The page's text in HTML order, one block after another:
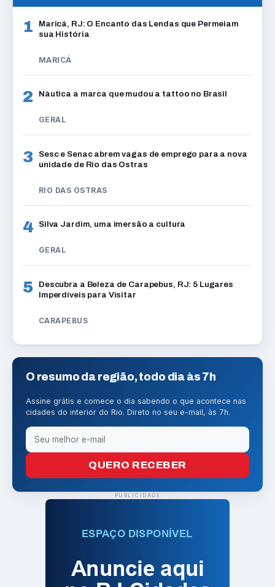
1
Maricá, RJ: O Encanto das Lendas que Permeiam
sua História
MARICÁ
2 Náutica a marca que mudou a tattoo no Brasil
GERAL
3
Sesc e Senac abrem vagas de emprego para a nova
unidade de Rio das Ostras
RIO DAS OSTRAS
4 Silva Jardim, uma imersão a cultura
GERAL
5
Descubra a Beleza de Carapebus, RJ: 5 Lugares
Imperdíveis para Visitar
CARAPEBUS
O resumo da região, todo dia às 7h
Assine grátis e comece o dia sabendo o que acontece nas
cidades do interior do Rio. Direto no seu e-mail, às 7h.
QUERO RECEBER
PUBLICIDADE